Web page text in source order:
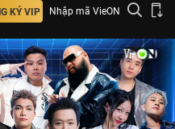
KÝ VIP Nhập mã VieON